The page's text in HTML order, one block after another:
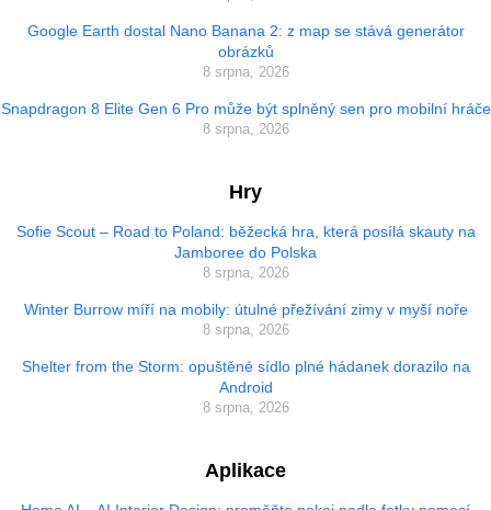
Google Earth dostal Nano Banana 2: z map se stává generátor
obrázků
8 srpna, 2026
Snapdragon 8 Elite Gen 6 Pro může být splněný sen pro mobilní hráče
8 srpna, 2026
Hry
Sofie Scout – Road to Poland: běžecká hra, která posílá skauty na
Jamboree do Polska
8 srpna, 2026
Winter Burrow míří na mobily: útulné přežívání zimy v myší noře
8 srpna, 2026
Shelter from the Storm: opuštěné sídlo plné hádanek dorazilo na
Android
8 srpna, 2026
Aplikace